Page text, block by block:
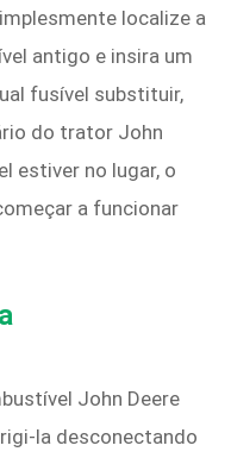
localize a
antigo e insira um
fusível substituir,
do trator John
estiver no lugar, o
a funcionar
John Deere
la desconectando